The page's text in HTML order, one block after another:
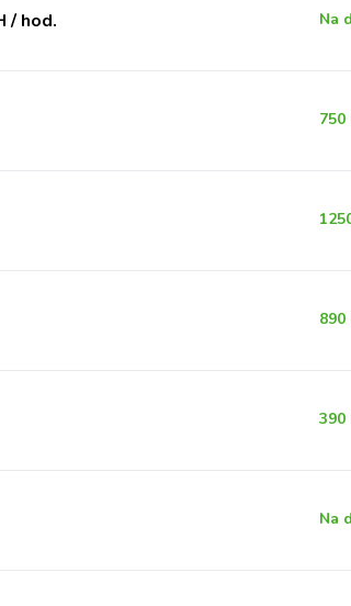
/ hod. Na
750
890
390
Na